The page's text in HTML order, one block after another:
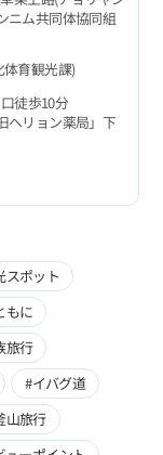
ニム共同体協同組
体育観光課)
徒歩10分
ヘリョン薬局」下
スポット
もに
旅行
#イバグ道
山旅行